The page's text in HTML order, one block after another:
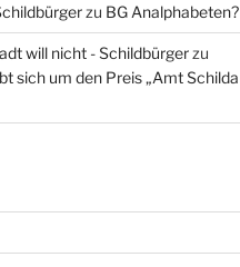
zu BG Analphabeten?
will nicht - Schildbürgerzu
sich um den Preis „Amt Schilda